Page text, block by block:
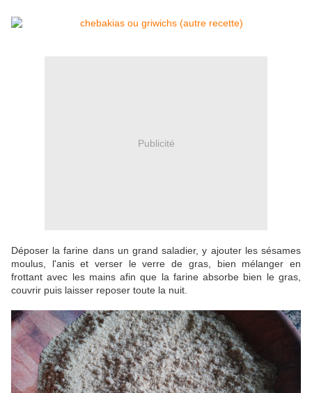
Publicité
Déposer la farine dans un grand saladier, y ajouter les sésames
moulus, l'anis et verser le verre de gras, bien mélanger en
frottant avec les mains afin que la farine absorbe bien le gras,
couvrir puis laisser reposer toute la nuit.